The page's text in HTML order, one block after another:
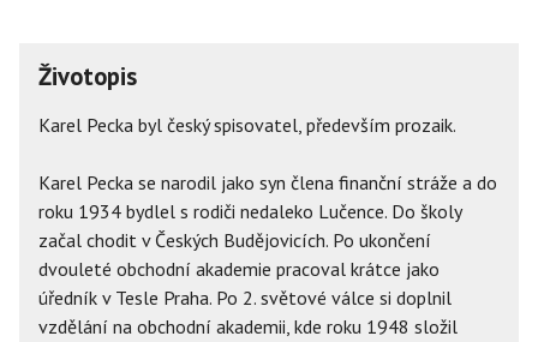
Životopis
Karel Pecka byl český spisovatel, především prozaik.
Karel Pecka se narodil jako syn člena finanční stráže a do
roku 1934 bydlel s rodiči nedaleko Lučence. Do školy
začal chodit v Českých Budějovicích. Po ukončení
dvouleté obchodní akademie pracoval krátce jako
úředník v Tesle Praha. Po 2. světové válce si doplnil
vzdělání na obchodní akademii, kde roku 1948 složil